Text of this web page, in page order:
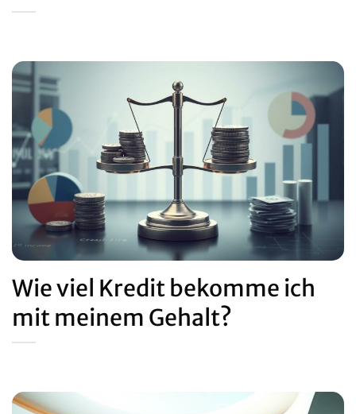
Wie viel Kredit bekomme ich
mit meinem Gehalt?